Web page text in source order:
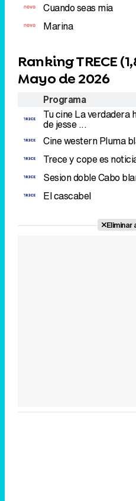
Cuando seas mia
Marina
Ranking TRECE (
Mayo de 2026
Programa
Tu cineLa verdadera
de jesse ...
Cine westernPluma
Trece y cope es
Sesion dobleCabo
El cascabel
Eliminar